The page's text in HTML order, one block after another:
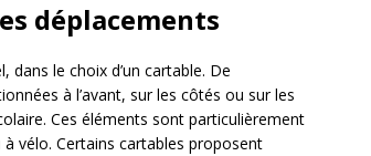
déplacements
le choix d’un cartable. De
à l’avant, sur les côtés ou sur les
Ces éléments sont particulièrement
vélo. Certains cartables proposent